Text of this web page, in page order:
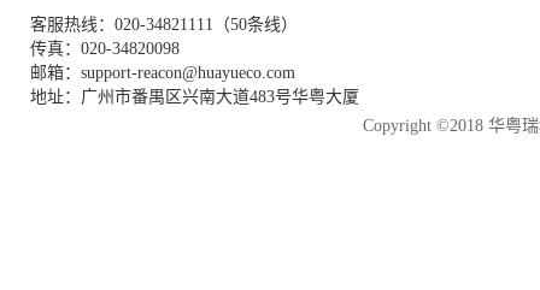
客服热线：020-34821111（50条线）
传真：020-34820098
邮箱：support-reacon@huayueco.com
地址：广州市番禺区兴南大道483号华粤大厦
Copyright ©2018 华粤